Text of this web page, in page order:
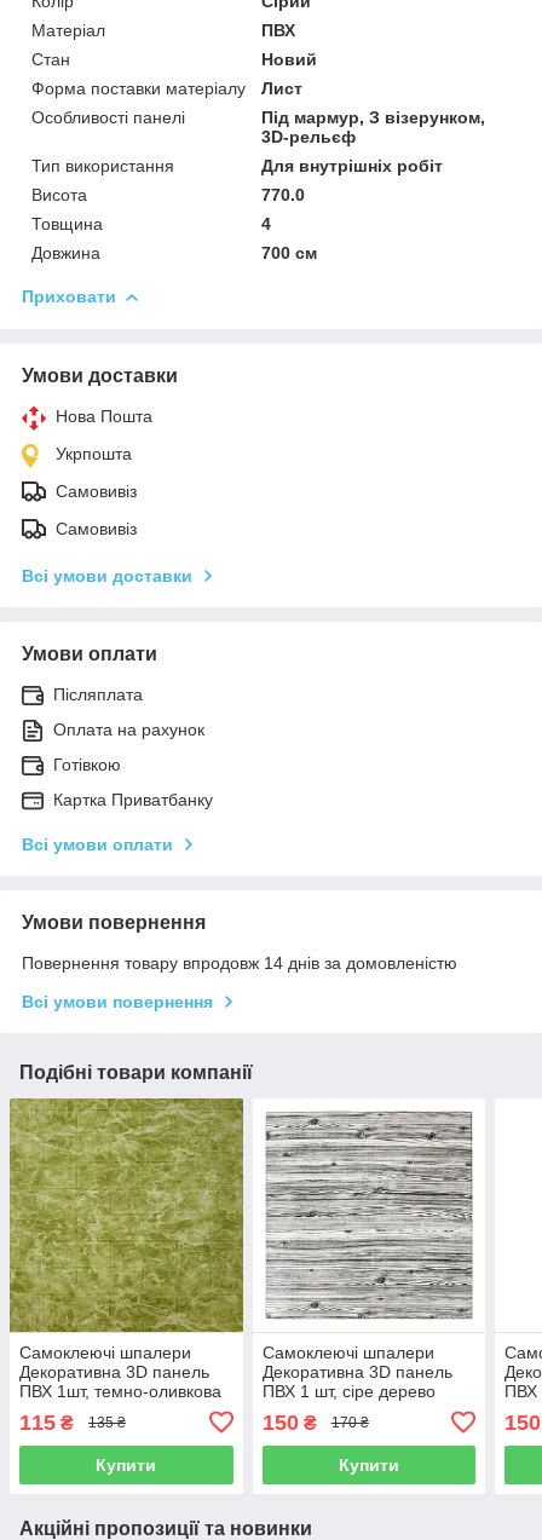
Матеріал
ПВХ
Стан
Новий
Форма поставки матеріалу
Лист
Особливості панелі
Під мармур, З візерунком,
3D-рельєф
Тип використання
Для внутрішніх робіт
Висота
770.0
Товщина
4
Довжина
700 см
Приховати
Умови доставки
Нова Пошта
Укрпошта
Самовивіз
Самовивіз
Всі умови доставки
Умови оплати
Післяплата
Оплата на рахунок
Готівкою
Картка Приватбанку
Всі умови оплати
Умови повернення
Повернення товару впродовж 14 днів за домовленістю
Всі умови повернення
Подібні товари компанії
Самоклеючі шпалери
Декоративна 3D панель
ПВХ 1шт, темно-оливкова
115 ₴ 135 ₴
Купити
Самоклеючі шпалери
Декоративна 3D панель
ПВХ 1 шт, сіре дерево
150₴ 170 ₴
Купити
ПВХ
150
Акційні пропозиції та новинки